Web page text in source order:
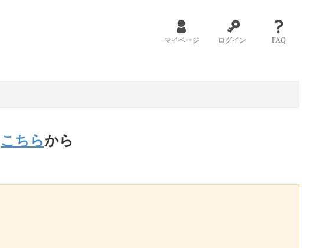
マイページ ログイン FAQ
こちらから